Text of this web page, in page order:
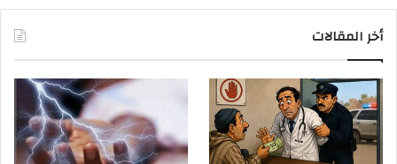
أخر المقالات